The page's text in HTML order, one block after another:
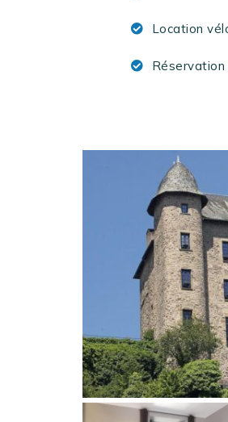
Location
Réservation